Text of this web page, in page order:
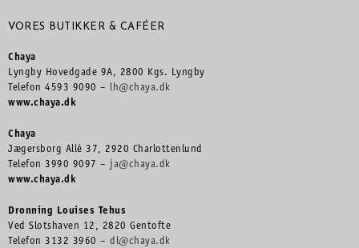
VORES BUTIKKER & CAFÉER
Chaya
Lyngby Hovedgade 9A, 2800 Kgs. Lyngby
Telefon 4593 9090 – lh@chaya.dk
www.chaya.dk
Chaya
Jægersborg Allé 37, 2920 Charlottenlund
Telefon 3990 9097 – ja@chaya.dk
www.chaya.dk
Dronning Louises Tehus
Ved Slotshaven 12, 2820 Gentofte
Telefon 3132 3960 – dl@chaya.dk